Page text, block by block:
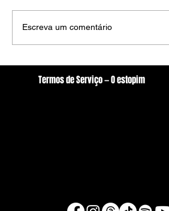
Trump contra o Pix? Tarifa dos
comércio, Bolsonaro e
Escreva um comentário
Termos de Serviço — O estopim